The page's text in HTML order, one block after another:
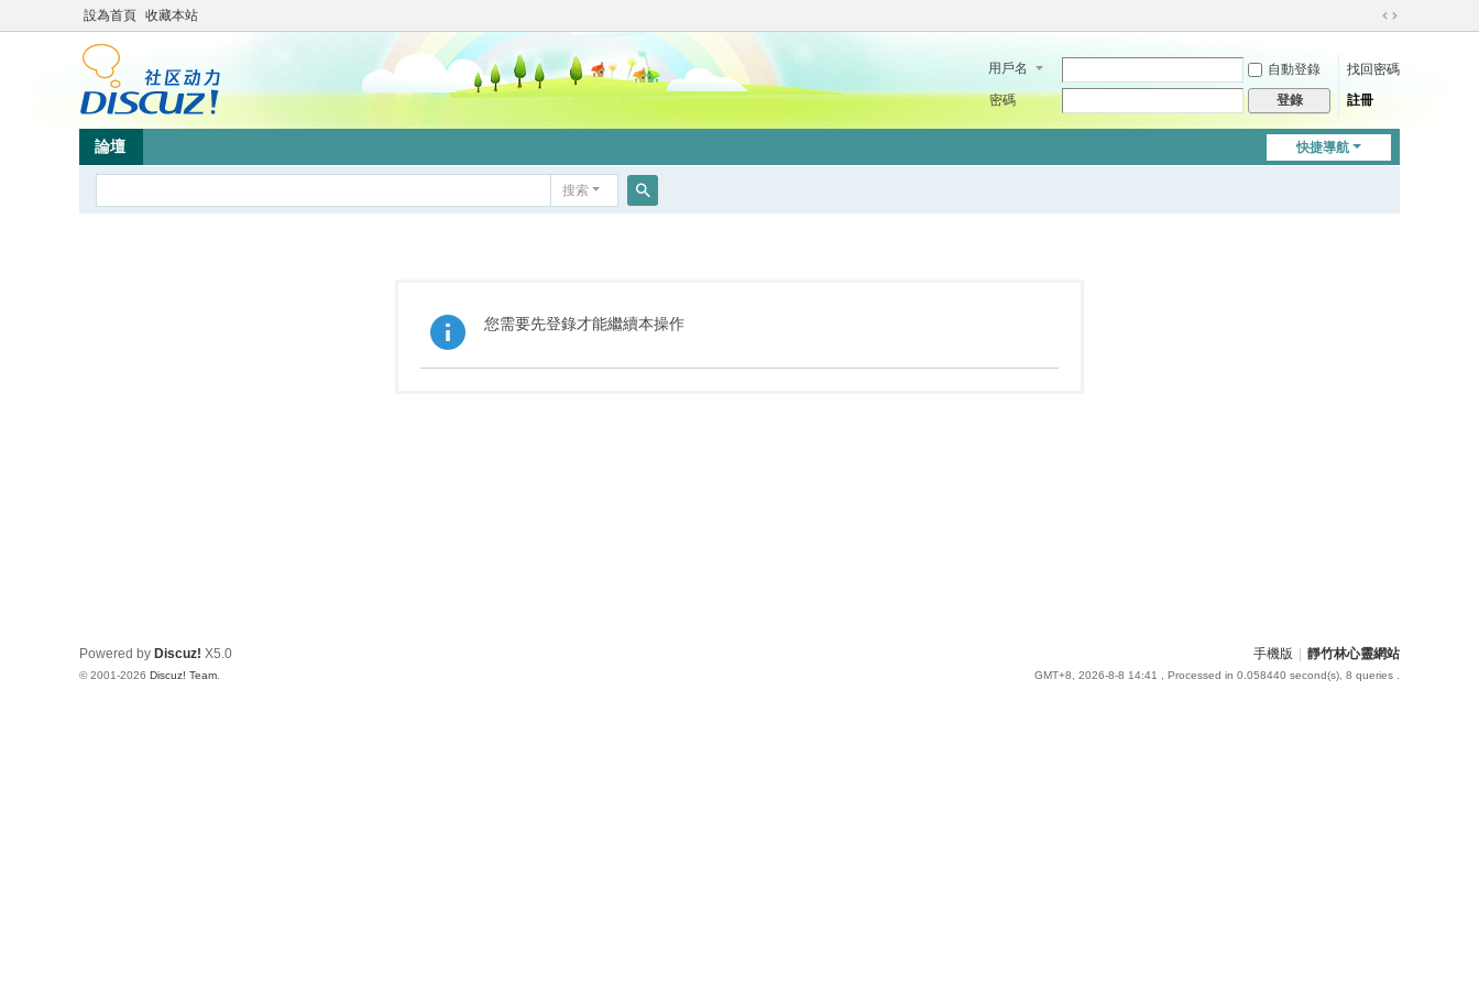
設為首頁 收藏本站
切
到
用戶名 自動登錄
找回密碼
密碼
登錄 註冊
快捷導航
論壇
搜索
您需要先登錄才能繼續本操作
手機版 靜竹林心靈網站
GMT+8, 2026-8-8 14:41 , Processed in 0.058440 second(s), 8 queries .
Powered by Discuz! X5.0
© 2001-2026 Discuz! Team